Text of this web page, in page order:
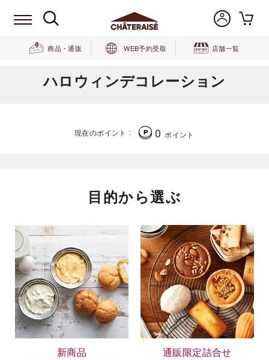
商品・通販 WEB予約受取 店舗一覧
ハロウィンデコレーション
現在のポイント 0 ポイント
目的から選ぶ
新商品 通販限定詰合せ